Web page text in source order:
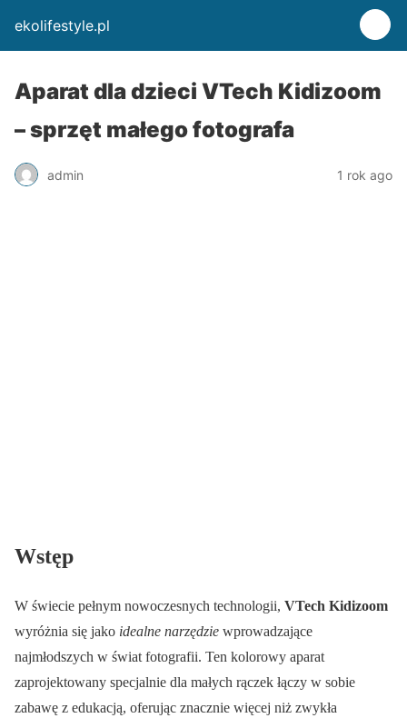
ekolifestyle.pl
Aparat dla dzieci VTech Kidizoom
– sprzęt małego fotografa
admin 1 rok ago
Wstęp
W świecie pełnym nowoczesnych technologii, VTech Kidizoom
wyróżnia się jako idealne narzędzie wprowadzające
najmłodszych w świat fotografii. Ten kolorowy aparat
zaprojektowany specjalnie dla małych rączek łączy w sobie
zabawę z edukacją, oferując znacznie więcej niż zwykła